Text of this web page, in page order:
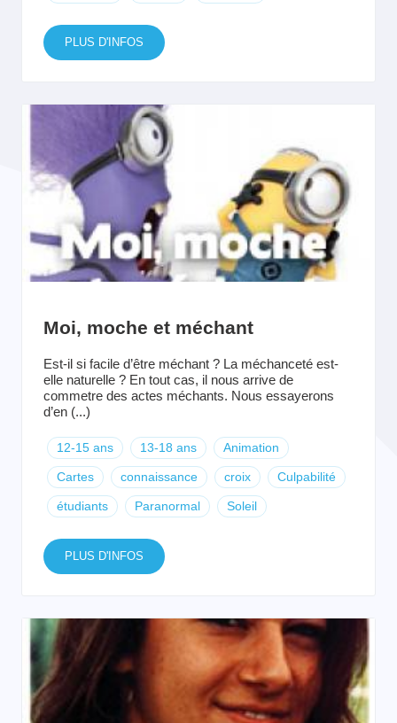
PLUS D'INFOS
Moi, moche et méchant
Est-il si facile d’être méchant ? La méchanceté est-
elle naturelle ? En tout cas, il nous arrive de
commetre des actes méchants. Nous essayerons
d’en (...)
12-15 ans 13-18 ans Animation
Cartes connaissance croix Culpabilité
étudiants Paranormal Soleil
PLUS D'INFOS